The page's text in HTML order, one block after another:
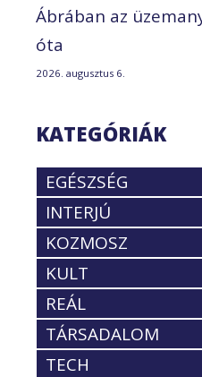
Ábrában az
óta
2026. augusztus 6.
KATEGÓRIÁK
EGÉSZSÉG
INTERJÚ
KOZMOSZ
KULT
REÁL
TÁRSADALOM
TECH